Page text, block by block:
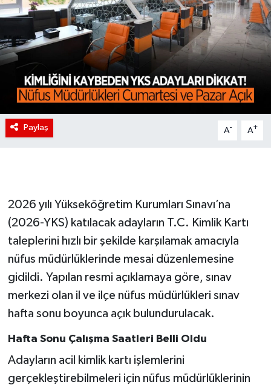
Paylaş A- A+
2026 yılı Yükseköğretim Kurumları Sınavı’na
(2026-YKS) katılacak adayların T.C. Kimlik Kartı
taleplerini hızlı bir şekilde karşılamak amacıyla
nüfus müdürlüklerinde mesai düzenlemesine
gidildi. Yapılan resmi açıklamaya göre, sınav
merkezi olan il ve ilçe nüfus müdürlükleri sınav
hafta sonu boyunca açık bulundurulacak.
Hafta Sonu Çalışma Saatleri Belli Oldu
Adayların acil kimlik kartı işlemlerini
gerçekleştirebilmeleri için nüfus müdürlüklerinin